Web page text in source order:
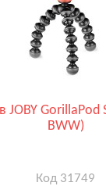
JOBY GorillaPod
BWW)
Код 31749